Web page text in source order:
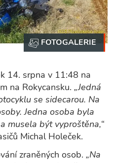
14. srpna v 11:48 na
na Rokycansku. „Jedná
se sidecarou. Na
Jedna osoba byla
musela být vyproštěna,“
Michal Holeček.
zraněných osob. „Na